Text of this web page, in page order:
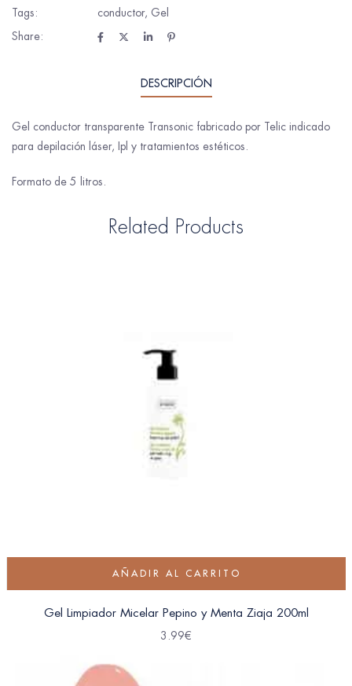
Tags:
conductor, Gel
Share:
DESCRIPCIÓN
Gel conductor transparente Transonic fabricado por Telic indicado
para depilación láser, Ipl y tratamientos estéticos.
Formato de 5 litros.
Related Products
AÑADIR AL CARRITO
Gel Limpiador Micelar Pepino y Menta Ziaja 200ml
3.99€